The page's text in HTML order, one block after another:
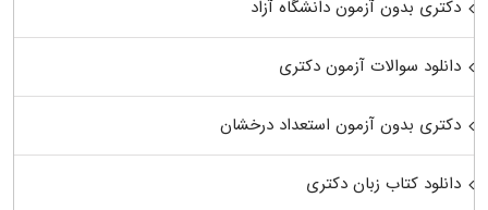
دکتری بدون آزمون دانشگاه آزاد
دانلود سوالات آزمون دکتری
دکتری بدون آزمون استعداد درخشان
دانلود کتاب زبان دکتری